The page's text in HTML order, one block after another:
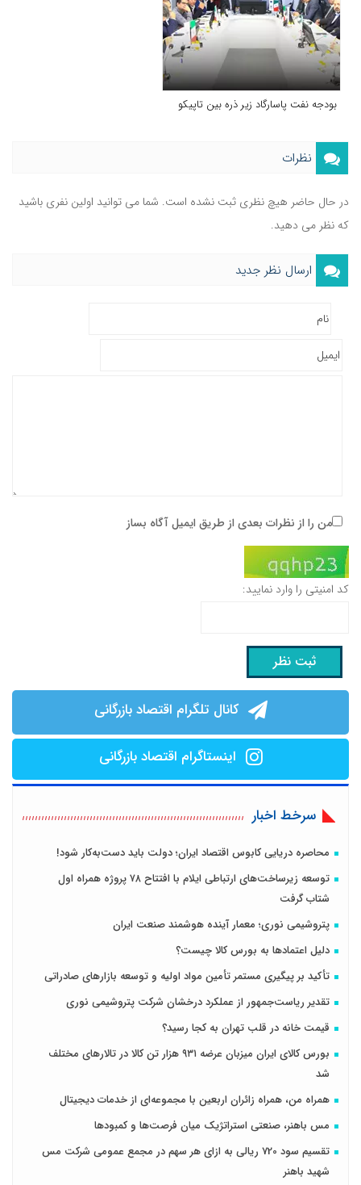
بودجه نفت پاسارگاد زیر ذره بین تاپیکو
نظرات
در حال حاضر هیچ نظری ثبت نشده است. شما می توانید اولین نفری باشید
که نظر می دهید.
ارسال نظر جدید
من را از نظرات بعدی از طریق ایمیل آگاه بساز
کد امنیتی را وارد نمایید:
کانال تلگرام اقتصاد بازرگانی
اینستاگرام اقتصاد بازرگانی
سرخط اخبار
محاصره دریایی کابوس اقتصاد ایران؛ دولت باید دست‌به‌کار شود!
توسعه زیرساخت‌های ارتباطی ایلام با افتتاح ۷۸ پروژه همراه اول
شتاب گرفت
پتروشیمی نوری؛ معمار آینده هوشمند صنعت ایران
دلیل اعتمادها به بورس کالا چیست؟
تأکید بر پیگیری مستمر تأمین مواد اولیه و توسعه بازارهای صادراتی
تقدیر ریاست‌جمهور از عملکرد درخشان شرکت پتروشیمی نوری
قیمت خانه در قلب تهران به کجا رسید؟
بورس کالای ایران میزبان عرضه ۹۳۱ هزار تن کالا در تالارهای مختلف
شد
همراه من، همراه زائران اربعین با مجموعه‌ای از خدمات دیجیتال
مس باهنر، صنعتی استراتژیک میان فرصت‌ها و کمبودها
تقسیم سود 720 ریالی به ازای هر سهم در مجمع عمومی شرکت مس
شهید باهنر